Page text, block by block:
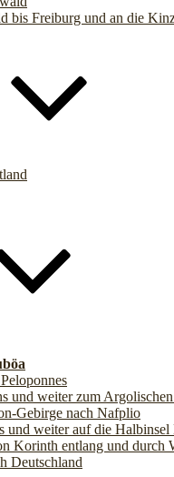
bis Freiburg und an die
und weiter zum
Gebirge nach Nafplio
und weiter auf die Halbinsel
Korinth entlang und durch
Deutschland